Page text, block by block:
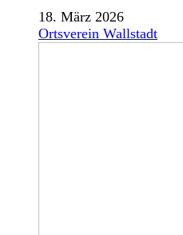
18. März 2026
Ortsverein Wallstadt